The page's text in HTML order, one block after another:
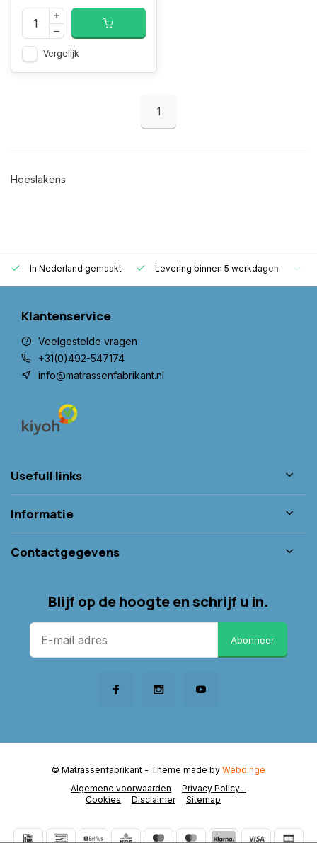
Vergelijk
1
Hoeslakens
In Nederland gemaakt Levering binnen 5 werkdagen
Klantenservice
Veelgestelde vragen
+31(0)492-547174
info@matrassenfabrikant.nl
Usefull links
Informatie
Contactgegevens
Blijf op de hoogte en schrijf u in.
Abonneer
Algemene voorwaarden
Privacy Policy -
Cookies
Disclaimer Sitemap
© Matrassenfabrikant - Theme made by Webdinge